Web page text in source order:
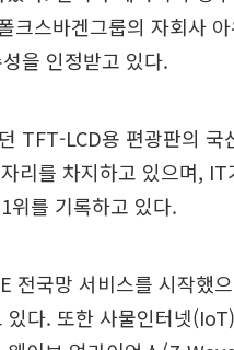
크스바겐그룹의 자회사
을 인정받고 있다.
TFT-LCD용 편광판의 국
리를 차지하고 있으며,
위를 기록하고 있다.
전국망 서비스를 시작했
다. 또한 사물인터넷